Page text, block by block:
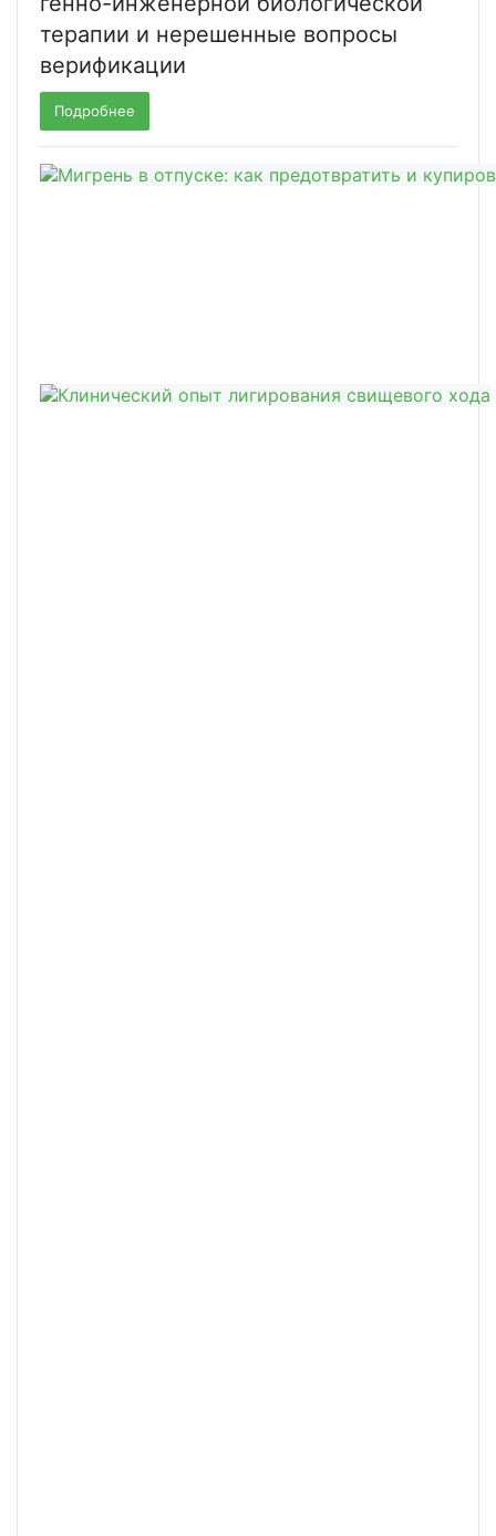
терапии и нерешенные вопросы
верификации
Подробнее